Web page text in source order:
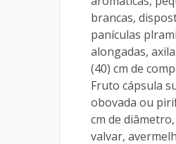
brancas,
panículas
alongadas,
(40) cm de
Fruto cápsula
obovada ou
cm de
valvar,